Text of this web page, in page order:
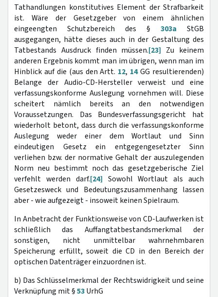
Tathandlungen konstitutives Element der Strafbarkeit
ist. Wäre der Gesetzgeber von einem ähnlichen
eingeengten Schutzbereich des § 303a StGB
ausgegangen, hätte dieses auch in der Gestaltung des
Tatbestands Ausdruck finden müssen.[23] Zu keinem
anderen Ergebnis kommt man im übrigen, wenn man im
Hinblick auf die (aus den Artt. 12, 14GG resultierenden)
Belange der Audio-CD-Hersteller verweist und eine
verfassungskonforme Auslegung vornehmen will. Diese
scheitert nämlich bereits an den notwendigen
Voraussetzungen. Das Bundesverfassungsgericht hat
wiederholt betont, dass durch die verfassungskonforme
Auslegung weder einer dem Wortlaut und Sinn
eindeutigen Gesetz ein entgegengesetzter Sinn
verliehen bzw. der normative Gehalt der auszulegenden
Norm neu bestimmt noch das gesetzgeberische Ziel
verfehlt werden darf.[24] Sowohl Wortlaut als auch
Gesetzesweck und Bedeutungszusammenhang lassen
aber - wie aufgezeigt - insoweit keinen Spielraum.
In Anbetracht der Funktionsweise von CD-Laufwerken ist
schließlich das Auffangtatbestandsmerkmal der
sonstigen, nicht unmittelbar wahrnehmbaren
Speicherung erfüllt, soweit die CD in den Bereich der
optischen Datenträger einzuordnen ist.
b) Das Schlüsselmerkmal der Rechtswidrigkeit und seine
Verknüpfung mit §53UrhG